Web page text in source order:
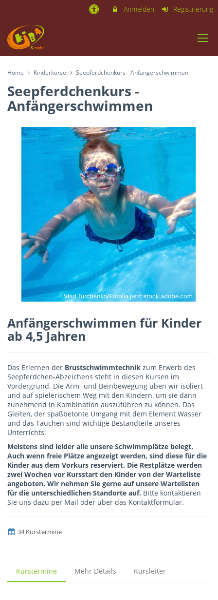
Anmelden Registrierung
Home Kinderkurse Seepferdchenkurs - Anfängerschwimmen
Seepferdchenkurs -
Anfängerschwimmen
Anfängerschwimmen für Kinder
ab 4,5 Jahren
Das Erlernen der Brustschwimmtechnik zum Erwerb des
Seepferdchen-Abzeichens steht in diesen Kursen im
Vordergrund. Die Arm- und Beinbewegung üben wir isoliert
und auf spielerischem Weg mit den Kindern, um sie dann
zunehmend in Kombination auszuführen zu können. Das
Gleiten, der spaßbetonte Umgang mit dem Element Wasser
und das Tauchen sind wichtige Bestandteile unseres
Unterrichts.
Meistens sind leider alle unsere Schwimmplätze belegt.
Auch wenn freie Plätze angezeigt werden, sind diese für die
Kinder aus dem Vorkurs reserviert. Die Restplätze werden
zwei Wochen vor Kursstart den Kinder von der Warteliste
angeboten. Wir nehmen Sie gerne auf unsere Wartelisten
für die unterschiedlichen Standorte auf. Bitte kontaktieren
Sie uns dazu per Mail oder über das Kontaktformular.
34 Kurstermine
Kurstermine Mehr Details Kursleiter